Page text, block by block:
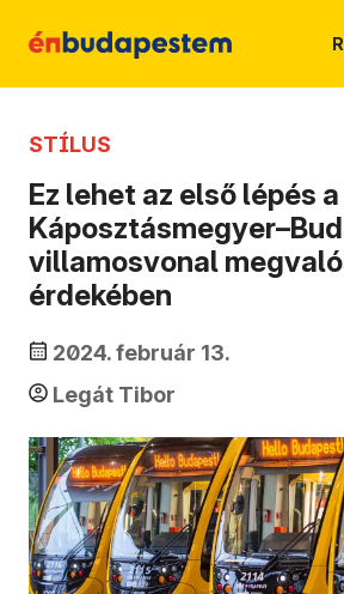
STÍLUS
Ez lehet az első lépés a
villamosvonal
érdekében
2024. február 13.
Legát Tibor